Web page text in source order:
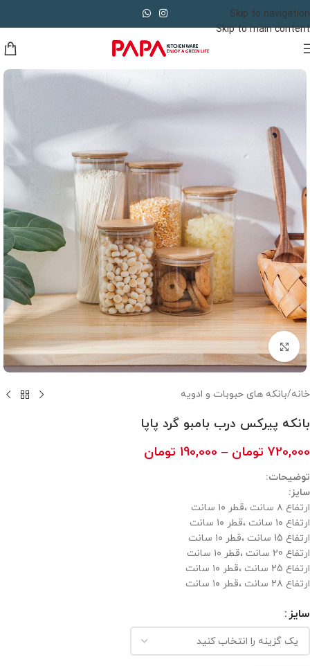
Skip to navigation
Skip to main content
بزرگنمایی تصویر
خانه/بانکه های حبوبات و ادویه
بانکه پیرکس درب بامبو گرد پاپا
720,000 تومان –
190,000 تومان
توضیحات:
سایز:
ارتفاع ۸ سانت ،قطر ۱۰ سانت
ارتفاع ۱۰ سانت ،قطر ۱۰ سانت
ارتفاع 15 سانت ،قطر ۱۰ سانت
ارتفاع 20 سانت ،قطر ۱۰ سانت
ارتفاع 25 سانت ،قطر ۱۰ سانت
ارتفاع ۲۸ سانت ،قطر ۱۰ سانت
سایز